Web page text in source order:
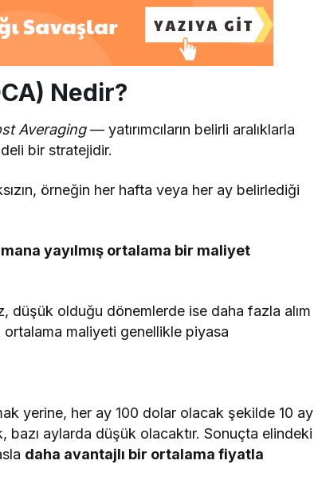
Nedir?
Averaging— yatırımcıların belirli aralıklarla
bir stratejidir.
örneğin her hafta veya her ay belirlediği
yayılmış ortalama bir maliyet
düşük olduğu dönemlerde ise daha fazla alım
ortalama maliyeti genellikle piyasa
yerine, her ay 100 dolar olacak şekilde 10 ay
bazı aylarda düşük olacaktır. Sonuçta elindeki
daha avantajlı bir ortalama fiyatla